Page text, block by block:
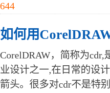
644
如何用
CorelDRAW，简称为
业设计之一,在日常的设
箭头。很多对cdr不是特